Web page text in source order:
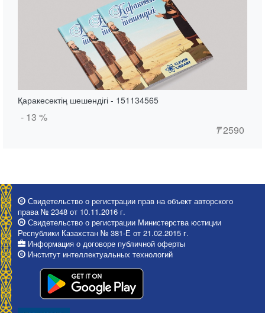
Қаракесектің шешендігі - 151134565
- 13 %
₸2590
Свидетельство о регистрации прав на объект авторского
права № 2348 от 10.11.2016 г.
Свидетельство о регистрации Министерства юстиции
Республики Казахстан № 381-Е от 21.02.2015 г.
Информация о договоре публичной оферты
Институт интеллектуальных технологий